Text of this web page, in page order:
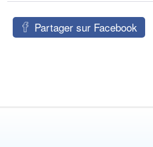
Partager sur Facebook